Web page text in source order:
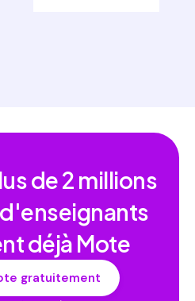
de2 millions
déjà Mote
gratuitement